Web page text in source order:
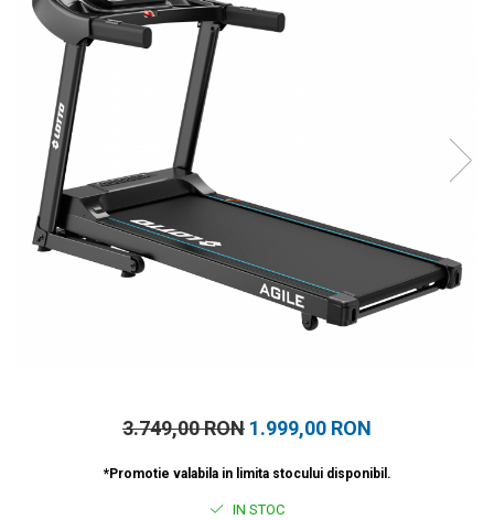
Accesorii inot
Genti si rucsacuri
Tricouri, pantaloni, bluze
Costume profesionale inot
3.749,00 RON 1.999,00 RON
*Promotie valabila in limita stocului disponibil.
IN STOC